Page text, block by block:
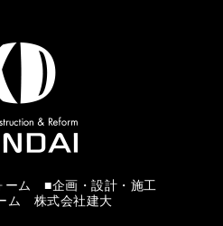
ム ■企画・設計・施工
ム 株式会社建大